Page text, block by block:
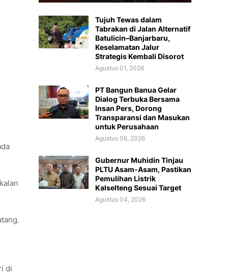
di
Tujuh Tewas dalam
Tabrakan di Jalan Alternatif
Batulicin–Banjarbaru,
Keselamatan Jalur
Strategis Kembali Disorot
Agustus 01, 2026
PT Bangun Banua Gelar
Dialog Terbuka Bersama
Insan Pers, Dorong
Transparansi dan Masukan
untuk Perusahaan
Agustus 06, 2026
Gubernur Muhidin Tinjau
PLTU Asam-Asam, Pastikan
Pemulihan Listrik
Kalselteng Sesuai Target
Agustus 04, 2026